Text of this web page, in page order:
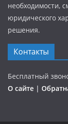
необходимости,
юридического
решения.
Контакты
Бесплатный
О сайте |